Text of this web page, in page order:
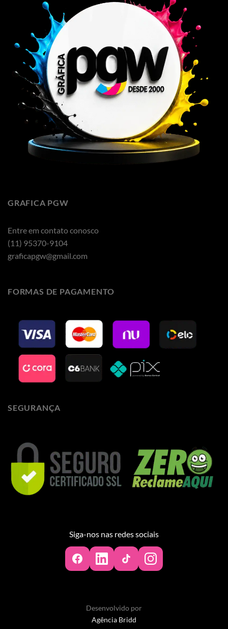
GRAFICA PGW
Entre em contato conosco
(11) 95370-9104
graficapgw@gmail.com
FORMAS DE PAGAMENTO
SEGURANÇA
Siga-nos nas redes sociais
Desenvolvido por
Agência Bridd